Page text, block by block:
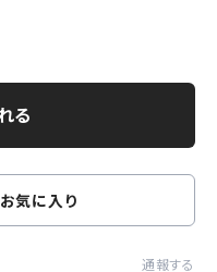
る
気に入り
通報する